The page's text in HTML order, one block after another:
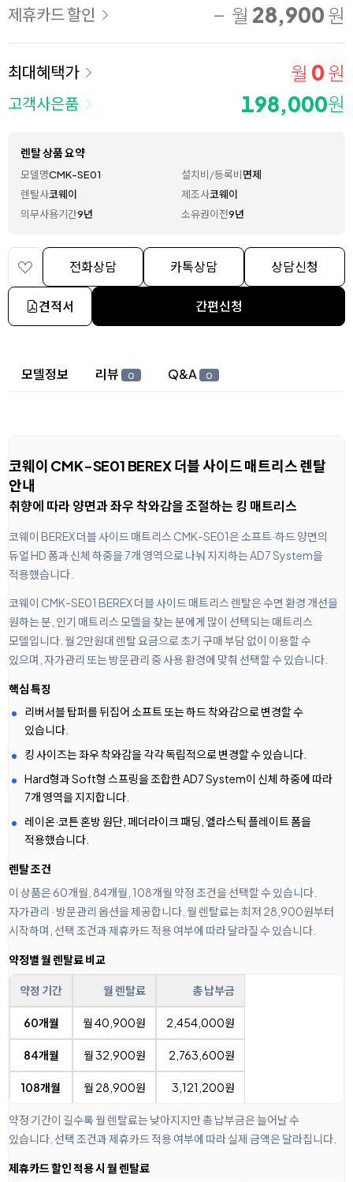
제휴카드 할인 월 28,900 원
최대혜택가 월 0 원
고객사은품 198,000원
렌탈 상품 요약
모델명CMK-SE01 설치비/등록비면제
렌탈사코웨이 제조사코웨이
의무사용기간9년 소유권이전9년
전화상담 카톡상담 상담신청
견적서 간편신청
상세 정보
모델정보 리뷰 0 Q&A 0
코웨이 CMK-SE01 BEREX 더블 사이드 매트리스 렌탈
안내
취향에 따라 양면과 좌우 착와감을 조절하는 킹 매트리스
코웨이 BEREX 더블 사이드 매트리스 CMK-SE01은 소프트·하드 양면의
듀얼 HD 폼과 신체 하중을 7개 영역으로 나눠 지지하는 AD7 System을
적용했습니다.
코웨이 CMK-SE01 BEREX 더블 사이드 매트리스 렌탈은 수면 환경 개선을
원하는 분, 인기 매트리스 모델을 찾는 분에게 많이 선택되는 매트리스
모델입니다. 월 2만원대 렌탈 요금으로 초기 구매 부담 없이 이용할 수
있으며, 자가관리 또는 방문관리 중 사용 환경에 맞춰 선택할 수 있습니다.
핵심 특징
리버서블 탑퍼를 뒤집어 소프트 또는 하드 착와감으로 변경할 수
있습니다.
킹 사이즈는 좌우 착와감을 각각 독립적으로 변경할 수 있습니다.
Hard형과 Soft형 스프링을 조합한 AD7 System이 신체 하중에 따라
7개 영역을 지지합니다.
레이온·코튼 혼방 원단, 페더라이크 패딩, 엘라스틱 플레이트 폼을
적용했습니다.
렌탈 조건
이 상품은 60개월, 84개월, 108개월 약정 조건을 선택할 수 있습니다.
자가관리 · 방문관리 옵션을 제공합니다. 월 렌탈료는 최저 28,900원부터
시작하며, 선택 조건과 제휴카드 적용 여부에 따라 달라질 수 있습니다.
약정별 월 렌탈료 비교
약정 기간 월 렌탈료 총 납부금
60개월 월 40,900원 2,454,000원
84개월 월 32,900원 2,763,600원
108개월 월 28,900원 3,121,200원
약정 기간이 길수록 월 렌탈료는 낮아지지만 총 납부금은 늘어날 수
있습니다. 선택 조건과 제휴카드 적용 여부에 따라 실제 금액은 달라집니다.
제휴카드 할인 적용 시 월 렌탈료